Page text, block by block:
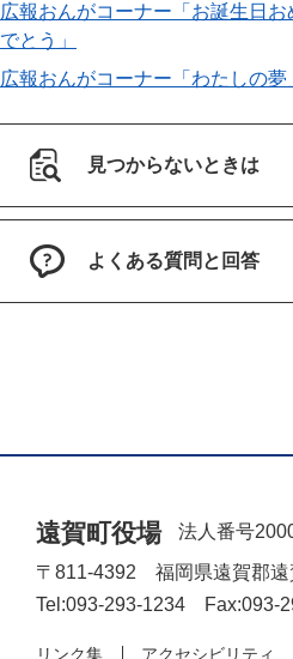
広報おんがコーナー「お誕生日お
でとう」
広報おんがコーナー「わたしの夢
見つからないときは
よくある質問と回答
遠賀町役場
法人番号
〒811-4392 福岡県遠賀郡遠
Tel:093-293-1234 Fax:093-
リンク集 アクセシビリティ